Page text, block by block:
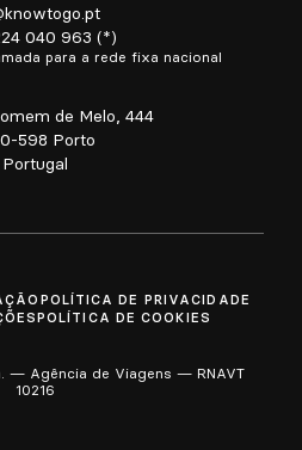
040 963 (*)
para a rede fixa nacional
de Melo, 444
598 Porto
Portugal
POLÍTICA DE PRIVACIDADE
POLÍTICA DE COOKIES
— Agência de Viagens — RNAVT
10216